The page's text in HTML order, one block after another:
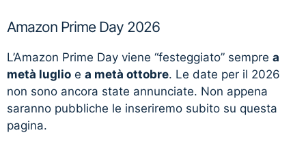
Amazon Prime Day 2026
L’Amazon Prime Day viene “festeggiato” sempre a
metà luglio e a metà ottobre. Le date per il 2026
non sono ancora state annunciate. Non appena
saranno pubbliche le inseriremo subito su questa
pagina.